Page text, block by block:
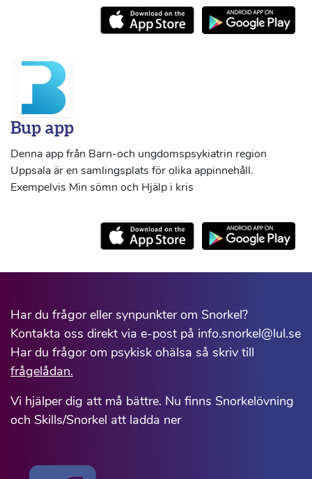
Bup app
Denna app från Barn-och ungdomspsykiatrin region
Uppsala är en samlingsplats för olika appinnehåll.
Exempelvis Min sömn och Hjälp i kris
Har du frågor eller synpunkter om Snorkel?
Kontakta oss direkt via e-post på info.snorkel@lul.se
Har du frågor om psykisk ohälsa så skriv till
frågelådan.
Vi hjälper dig att må bättre. Nu finns Snorkelövning
och Skills/Snorkel att ladda ner